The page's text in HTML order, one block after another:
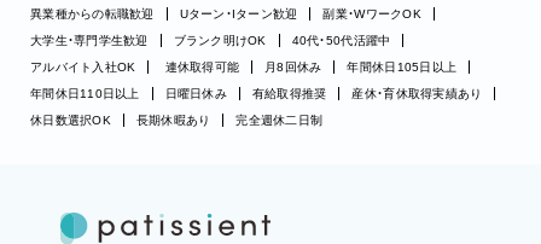
異業種からの転職歓迎
Uターン・Iターン歓迎
副業・WワークOK
大学生・専門学生歓迎
ブランク明けOK
40代・50代活躍中
アルバイト入社OK
連休取得可能 月8回休み
年間休日105日以上
年間休日110日以上
日曜日休み 有給取得推奨
産休・育休取得実績あり
休日数選択OK
長期休暇あり 完全週休二日制